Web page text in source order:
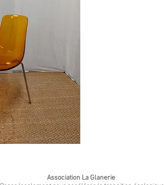
Association La Glanerie